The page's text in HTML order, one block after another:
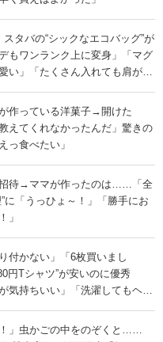
タバの“シックなエコバッグ”が
もワンランク上に変身」「マグ
い」「たくさん入れても肩が痛
作っている洋菓子→開けた
てくれなかったんだ」驚きの
っ食べたい」
招待→ママが作ったのは……「全
「うっひょ～！」「勝手にお
」
付かない」「6枚買いまし
円Tシャツ”が安いのに優秀
気持ちいい」「洗濯してもヘタ
」虫かごの中をのぞくと……